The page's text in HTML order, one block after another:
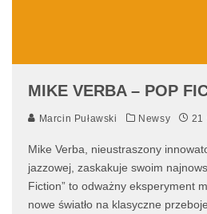
MIKE VERBA – POP
Marcin Puławski Newsy 21
Mike Verba, nieustraszony
jazzowej, zaskakuje swoim
Fiction” to odważny eksperyment
nowe światło na klasyczne